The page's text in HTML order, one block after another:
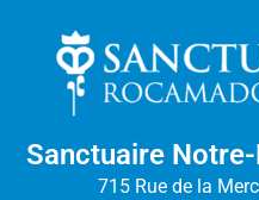
Sanctuaire
715 Rue de la